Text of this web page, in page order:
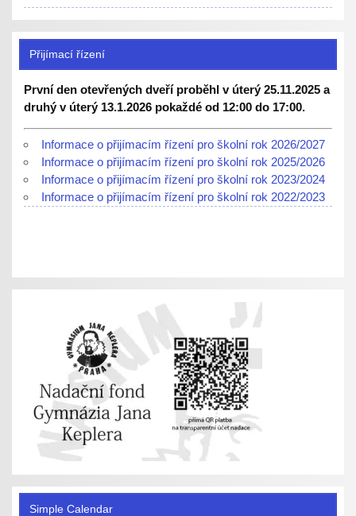
Přijímací řízení
První den otevřených dveří proběhl v úterý 25.11.2025 a
druhý v úterý 13.1.2026 pokaždé od 12:00 do 17:00.
Informace o přijímacím řízení pro školní rok 2026/2027
Informace o přijímacím řízení pro školní rok 2025/2026
Informace o přijímacím řízení pro školní rok 2023/2024
Informace o přijímacím řízení pro školní rok 2022/2023
Simple Calendar